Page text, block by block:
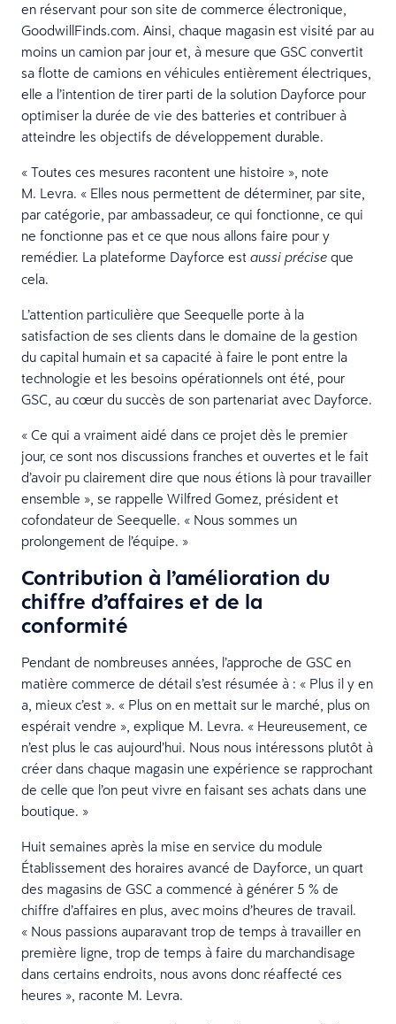
en réservant pour son site de commerce électronique,
GoodwillFinds.com. Ainsi, chaque magasin est visité par au
moins un camion par jour et, à mesure que GSC convertit
sa flotte de camions en véhicules entièrement électriques,
elle a l’intention de tirer parti de la solution Dayforce pour
optimiser la durée de vie des batteries et contribuer à
atteindre les objectifs de développement durable.
« Toutes ces mesures racontent une histoire », note
M. Levra. « Elles nous permettent de déterminer, par site,
par catégorie, par ambassadeur, ce qui fonctionne, ce qui
ne fonctionne pas et ce que nous allons faire pour y
remédier. La plateforme Dayforce est aussi précise que
cela.
L’attention particulière que Seequelle porte à la
satisfaction de ses clients dans le domaine de la gestion
du capital humain et sa capacité à faire le pont entre la
technologie et les besoins opérationnels ont été, pour
GSC, au cœur du succès de son partenariat avec Dayforce.
« Ce qui a vraiment aidé dans ce projet dès le premier
jour, ce sont nos discussions franches et ouvertes et le fait
d’avoir pu clairement dire que nous étions là pour travailler
ensemble », se rappelle Wilfred Gomez, président et
cofondateur de Seequelle. « Nous sommes un
prolongement de l’équipe. »
Contribution à l’amélioration du
chiffre d’affaires et de la
conformité
Pendant de nombreuses années, l’approche de GSC en
matière commerce de détail s’est résumée à : « Plus il y en
a, mieux c’est ». « Plus on en mettait sur le marché, plus on
espérait vendre », explique M. Levra. « Heureusement, ce
n’est plus le cas aujourd’hui. Nous nous intéressons plutôt à
créer dans chaque magasin une expérience se rapprochant
de celle que l’on peut vivre en faisant ses achats dans une
boutique. »
Huit semaines après la mise en service du module
Établissement des horaires avancé de Dayforce, un quart
des magasins de GSC a commencé à générer 5 % de
chiffre d’affaires en plus, avec moins d’heures de travail.
« Nous passions auparavant trop de temps à travailler en
première ligne, trop de temps à faire du marchandisage
dans certains endroits, nous avons donc réaffecté ces
heures », raconte M. Levra.